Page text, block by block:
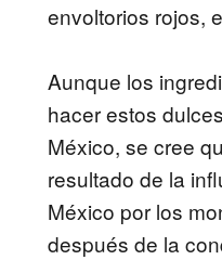
envoltorios rojos,
Aunque los
hacer estos
México, se cree
resultado de la
México por los
después de la